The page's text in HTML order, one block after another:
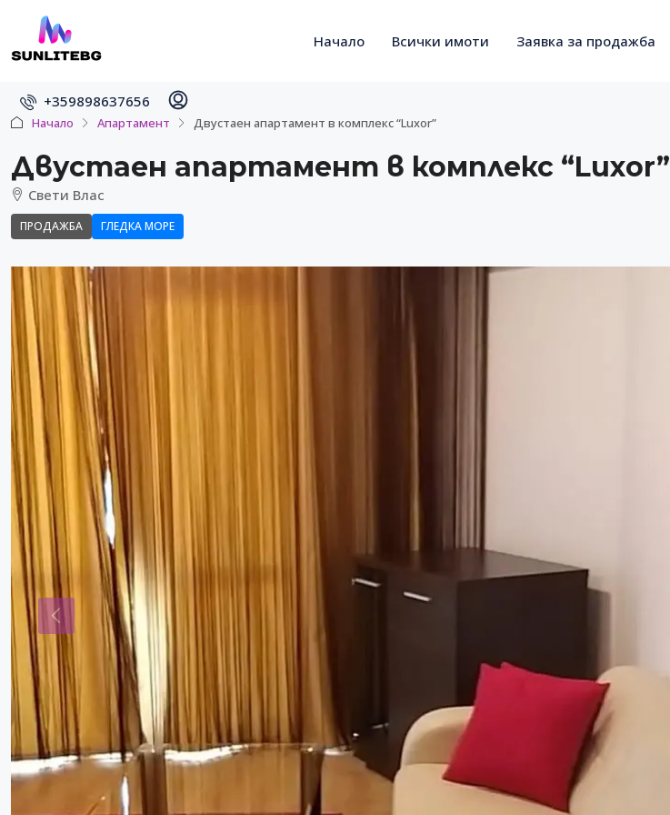
Начало Всички имоти Заявка за продажба
+359898637656
Начало Апартамент Двустаен апартамент в комплекс “Luxor”
Двустаен апартамент в комплекс “Luxor”
Свети Влас
ПРОДАЖБА ГЛЕДКА МОРЕ